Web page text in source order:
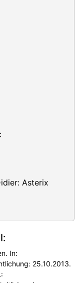
In:
25.10.2013.